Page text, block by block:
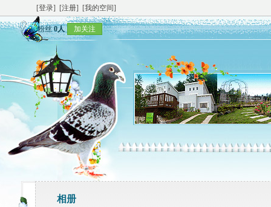
[登录] [注册] [我的空间]
粉丝0人 加关注
相册